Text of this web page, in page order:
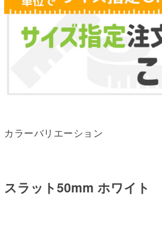
カラーバリエーション
スラット50mm ホワイト